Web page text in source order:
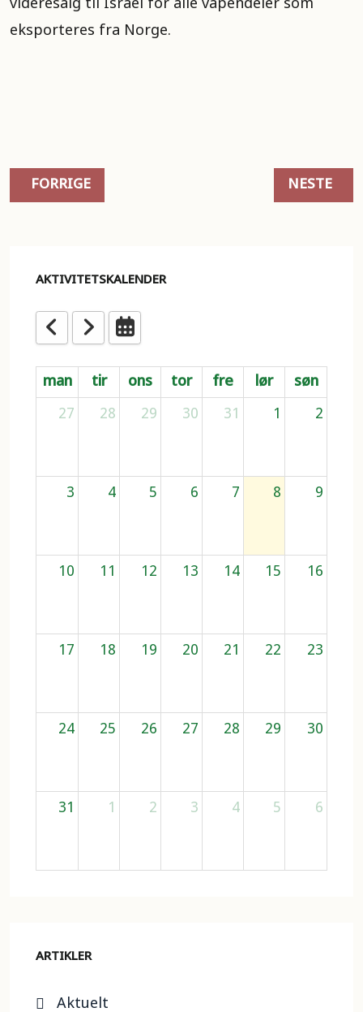
videresalg til Israel for alle våpendeler som
eksporteres fra Norge.
FORRIGE ARTIKKEL: FORSTÅ MER! LES DISSE
FORRIGE NESTE
NESTE
AKTIVITETSKALENDER
man tir ons tor fre lør
søn
27
28 29 30 31 1 2
3 4 5 6 7 8 9
10 11 12 13 14 15 16
17 18 19 20 21 22 23
24 25 26 27 28 29 30
31 1 2 3 4 5 6
ARTIKLER
Aktuelt